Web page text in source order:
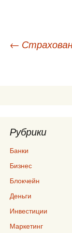
Навигация
←
Рубрики
Банки
Бизнес
Блокчейн
Деньги
Инвестиции
Маркетинг